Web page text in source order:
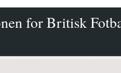
for Britisk